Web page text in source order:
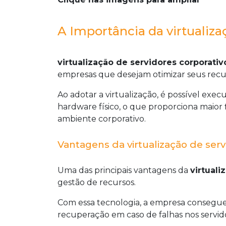
A Importância da
virtualização de servidores
empresas que desejam otimizar seus
Ao adotar a virtualização, é possível
hardware físico, o que proporciona maior
ambiente corporativo.
Vantagens da virtualização de
Uma das principais vantagens da
gestão de recursos.
Com essa tecnologia, a empresa
recuperação em caso de falhas nos